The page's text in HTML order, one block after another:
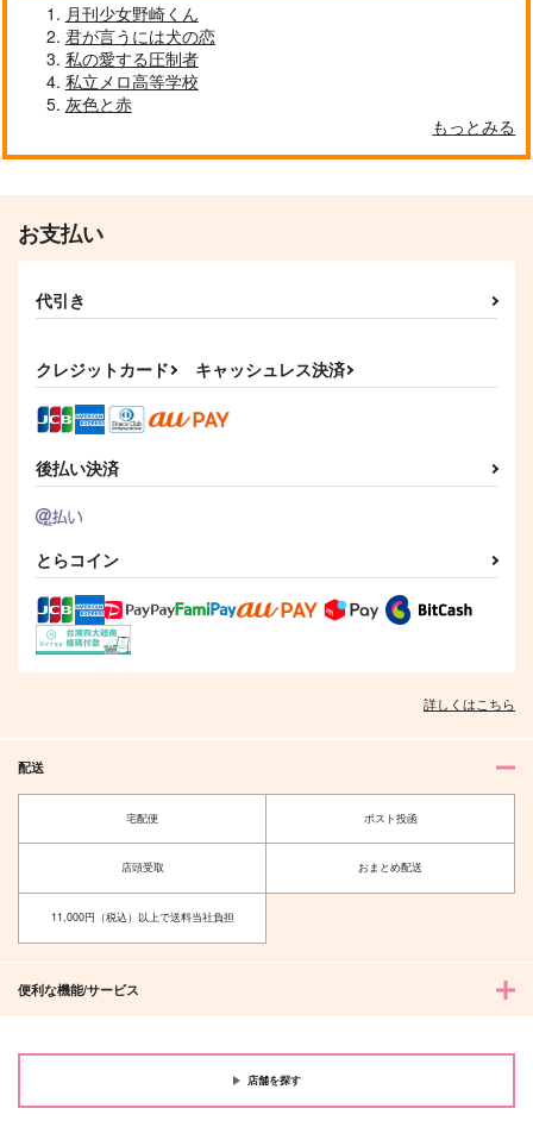
月刊少女野崎くん
君が言うには犬の恋
私の愛する圧制者
私立メロ高等学校
灰色と赤
もっとみる
お支払い
代引き
クレジットカード キャッシュレス決済
後払い決済
とらコイン
詳しくはこちら
配送
宅配便 ポスト投函
店頭受取 おまとめ配送
11,000円（税込）以上で送料当社負担
便利な機能/サービス
店舗を探す